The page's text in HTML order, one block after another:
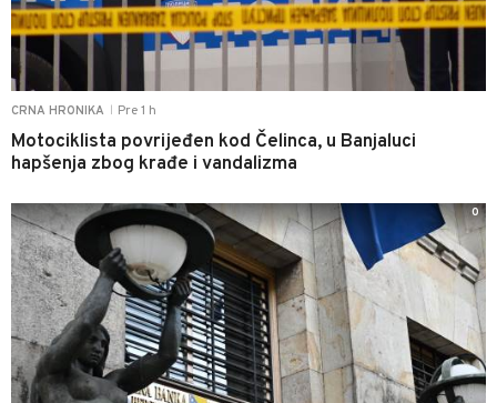
CRNA HRONIKA Pre 1 h
Motociklista povrijeđen kod Čelinca, u Banjaluci
hapšenja zbog krađe i vandalizma
0